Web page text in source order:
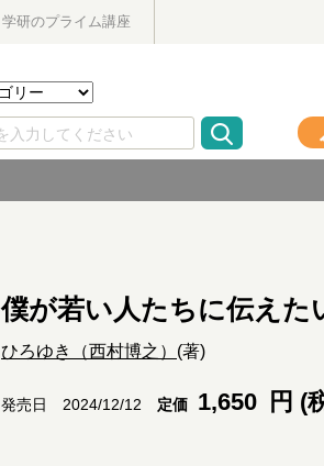
学研のプライム講座
僕が若い人たちに伝え
ひろゆき（西村博之） (著)
発売日 2024/12/12 定価 1,650 円 (